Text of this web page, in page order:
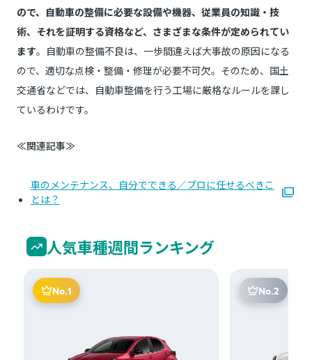
ので、自動車の整備に必要な設備や機器、従業員の知識・技
術、それを証明する資格など、さまざまな条件が定められてい
ます。自動車の整備不良は、一歩間違えば大事故の原因になる
ので、適切な点検・整備・修理が必要不可欠。そのため、国土
交通省などでは、自動車整備を行う工場に厳格なルールを課し
ているわけです。
≪関連記事≫
車のメンテナンス、自分でできる／プロに任せるべきこ
とは？